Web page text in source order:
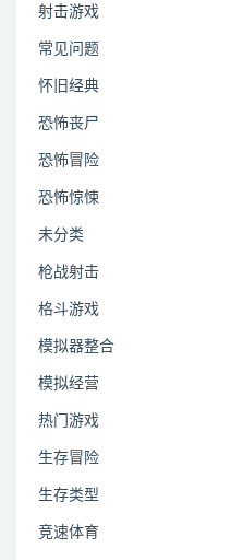
射击游戏
常见问题
怀旧经典
恐怖丧尸
恐怖冒险
恐怖惊悚
未分类
枪战射击
格斗游戏
模拟器整合
模拟经营
热门游戏
生存冒险
生存类型
竞速体育